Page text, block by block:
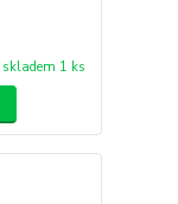
skladem 1 ks